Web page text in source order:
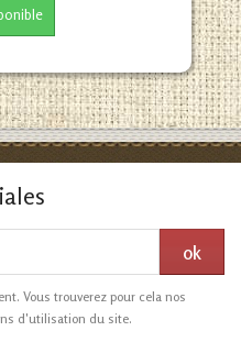
Vous trouverez pour cela nos
d'utilisation du site.